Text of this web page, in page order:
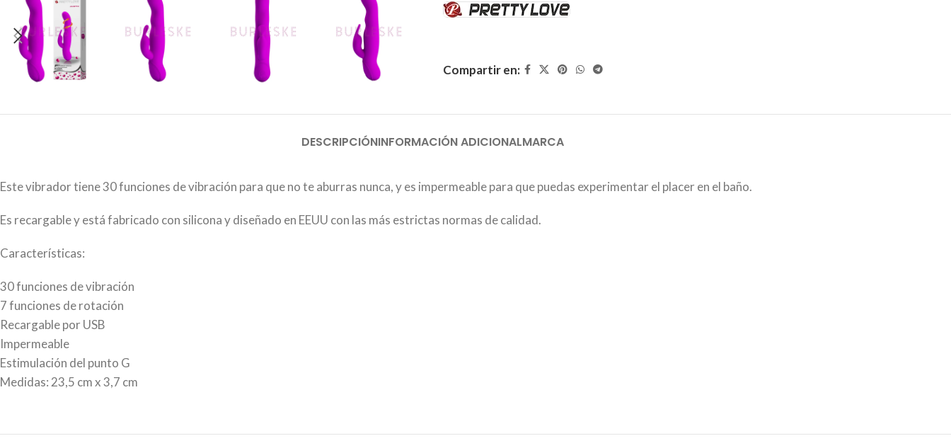
Compartir en:
DESCRIPCIÓNINFORMACIÓN ADICIONALMARCA
Este vibrador tiene 30 funciones de vibración para que no te aburras nunca, y es impermeable para que puedas experimentar el placer en el baño.
Es recargable y está fabricado con silicona y diseñado en EEUU con las más estrictas normas de calidad.
Características:
30 funciones de vibración
7 funciones de rotación
Recargable por USB
Impermeable
Estimulación del punto G
Medidas: 23,5 cm x 3,7 cm